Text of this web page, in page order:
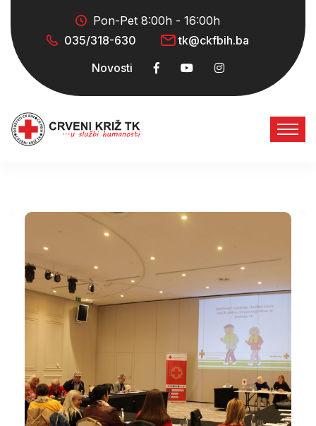
Pon-Pet 8:00h - 16:00h
035/318-630
tk@ckfbih.ba
Novosti